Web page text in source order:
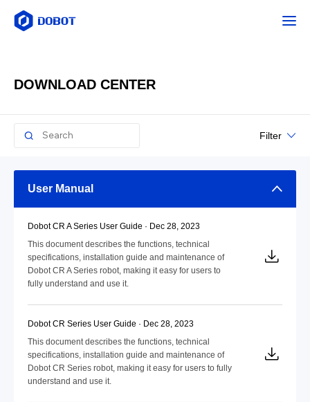
DOWNLOAD CENTER
Filter
User Manual
Dobot CR A Series User Guide · Dec 28, 2023
This document describes the functions, technical
specifications, installation guide and maintenance of
Dobot CR A Series robot, making it easy for users to
fully understand and use it.
Dobot CR Series User Guide · Dec 28, 2023
This document describes the functions, technical
specifications, installation guide and maintenance of
Dobot CR Series robot, making it easy for users to fully
understand and use it.